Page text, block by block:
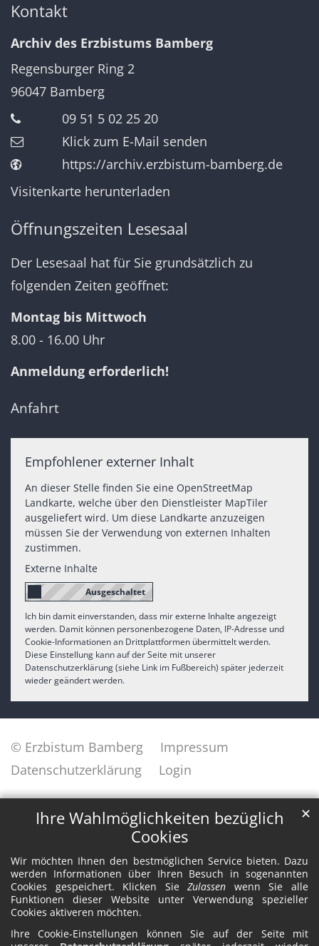
Ihre Wahlmöglichkeiten bezüglich
Cookies
Wir möchten Ihnen den bestmöglichen Service bieten. Dazu
werden Informationen über Ihren Besuch in sogenannten
Cookies gespeichert. Klicken SieZulassen wenn Sie alle
Funktionen dieser Website unter Verwendung spezieller
Cookies aktiveren möchten.
Ihre Cookie-Einstellungen können Sie auf der Seite mit
✕
Kontakt
Archiv des Erzbistums Bamberg
Regensburger Ring 2
96047 Bamberg
09 51 5 02 25 20
Klick zum E-Mail senden
https://archiv.erzbistum-bamberg.de
Visitenkarte herunterladen
Öffnungszeiten Lesesaal
Der Lesesaal hat für Sie grundsätzlich zu
folgenden Zeiten geöffnet:
Montag bis Mittwoch
8.00 - 16.00 Uhr
Anmeldung erforderlich!
Anfahrt
Empfohlener externer Inhalt
An dieser Stelle finden Sie eine OpenStreetMap
Landkarte, welche über den Dienstleister MapTiler
ausgeliefert wird. Um diese Landkarte anzuzeigen
müssen Sie der Verwendung von externen Inhalten
zustimmen.
Externe Inhalte
Ich bin damit einverstanden, dass mir externe Inhalte angezeigt
werden. Damit können personenbezogene Daten, IP-Adresse und
Cookie-Informationen an Drittplattformen übermittelt werden.
Diese Einstellung kann auf der Seite mit unserer
Datenschutzerklärung (siehe Link im Fußbereich) später jederzeit
wieder geändert werden.
© Erzbistum Bamberg
Impressum
Datenschutzerklärung
Login